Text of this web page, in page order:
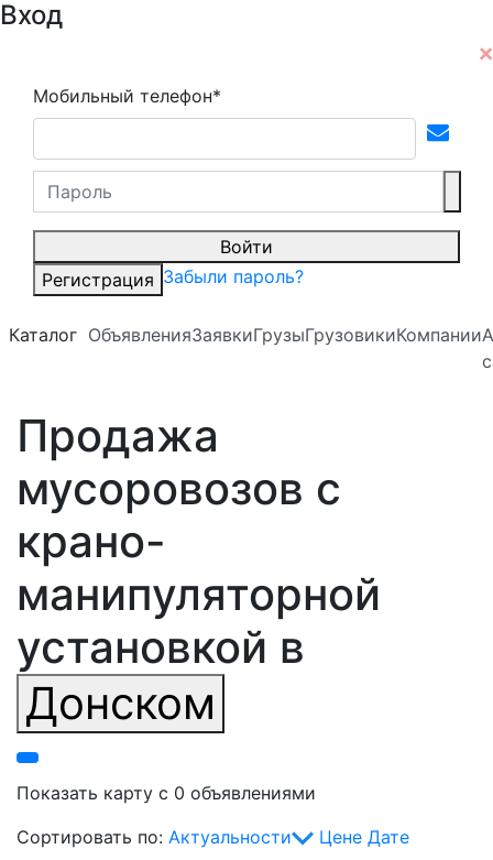
Вход
Мобильный телефон*
Войти
Регистрация Забыли пароль?
Каталог ОбъявленияЗаявкиГрузыГрузовикиКомпании
Продажа
мусоровозов с
крано-
манипуляторной
установкой в
Донском
Показать карту с 0 объявлениями
Сортировать по: Актуальности Цене Дате